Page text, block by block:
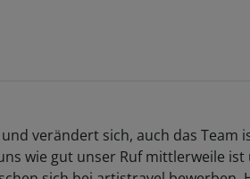
verändert sich, auch das Team ist
wie gut unser Ruf mittlerweile ist
sich bei artistravel bewerben.